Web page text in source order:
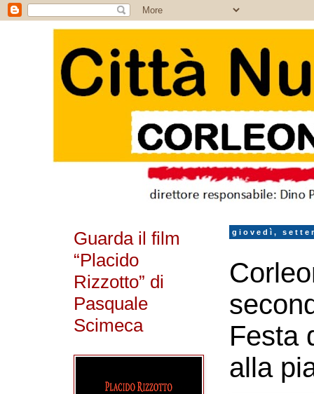
giovedì,
Festa
alla
Guarda il film
“Placido
Rizzotto” di
Pasquale
Scimeca